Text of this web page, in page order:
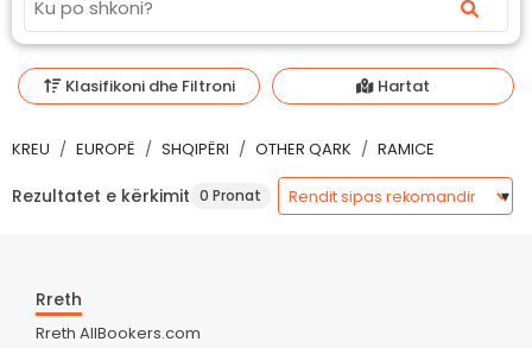
Klasifikoni dhe Filtroni Hartat
KREU EUROPË SHQIPËRI OTHER QARK RAMICE
Rezultatet e kërkimit 0 Pronat
Rreth
Rreth AllBookers.com